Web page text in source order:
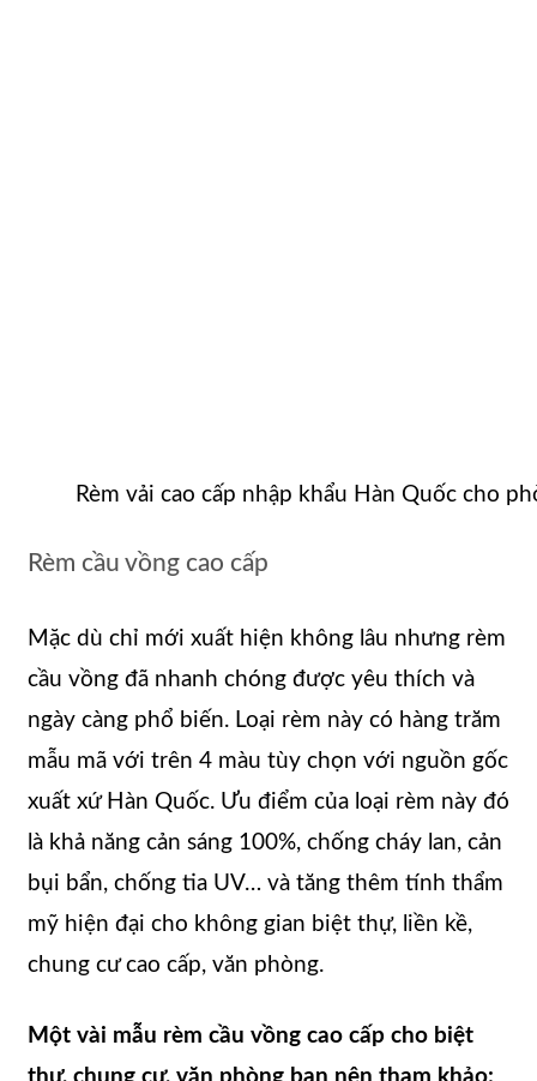
Rèm vải cao cấp nhập khẩu Hàn Quốc cho
Rèm cầu vồng cao cấp
Mặc dù chỉ mới xuất hiện không lâu nhưng rèm
cầu vồng đã nhanh chóng được yêu thích và
ngày càng phổ biến. Loại rèm này có hàng trăm
mẫu mã với trên 4 màu tùy chọn với nguồn gốc
xuất xứ Hàn Quốc. Ưu điểm của loại rèm này đó
là khả năng cản sáng 100%, chống cháy lan, cản
bụi bẩn, chống tia UV… và tăng thêm tính thẩm
mỹ hiện đại cho không gian biệt thự, liền kề,
chung cư cao cấp, văn phòng.
Một vài mẫu rèm cầu vồng cao cấp cho biệt